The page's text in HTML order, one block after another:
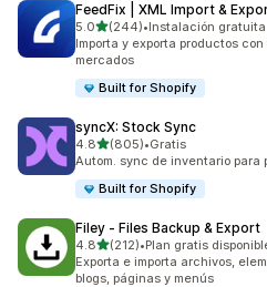
FeedFix | XML Import &
5.0de 5 estrellas
(244)
244 reseñas en total
•Instalación gratuita
Importa y exporta productos
mercados
Built for Shopify
syncX: Stock Sync
4.8de 5 estrellas
(805)
805 reseñas en total
•Gratis
Autom. sync de inventario para
Built for Shopify
Filey ‑ Files Backup & Export
4.8de 5 estrellas
(212)
212 reseñas en total
•Plan gratis
Exporta e importa archivos,
blogs, páginas y menús